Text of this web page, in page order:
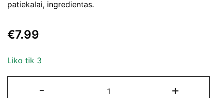
patiekalai, ingredientas.
€7.99
Liko tik 3
-
kiekis:
+